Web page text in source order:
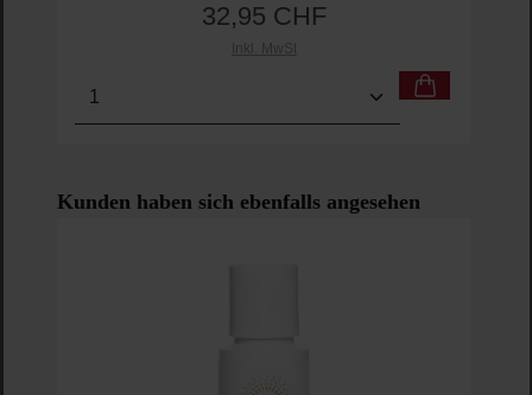
Regulärer Preis:
32,95 CHF
Inkl. MwSt
Produkt Anzahl: Gib den gewünschten Wert
Produktgalerie überspringen
Kunden haben sich ebenfalls angesehen